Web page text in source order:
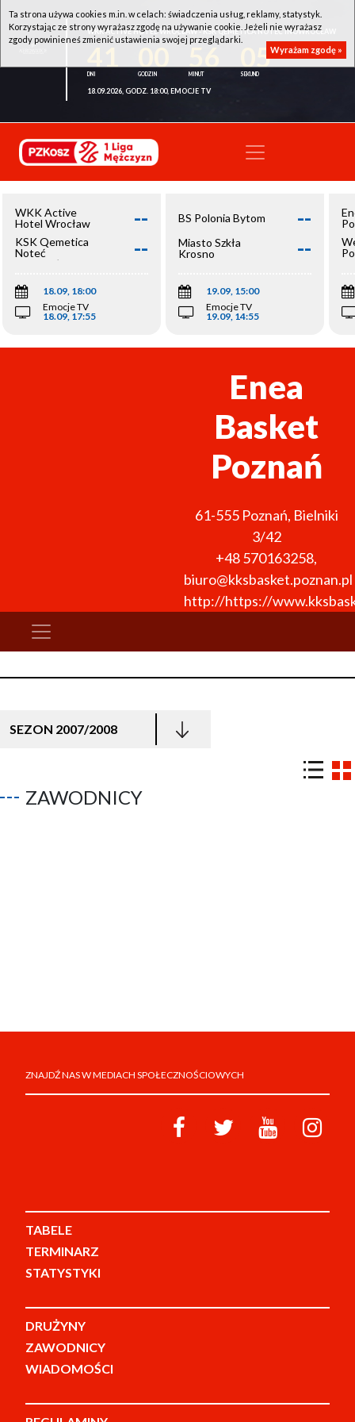
WKK ACTIVE HOTEL WROCŁAW - KSK QEMETICA NOTEĆ INOWROCŁAW
05
18.09.2026, GODZ. 18:00, EMOCJE TV
WKK Active
Hotel Wrocław
--
KSK Qemetica
Noteć
Inowrocław
--
18.09, 18:00
Emocje TV
18.09, 17:55
BS Polonia Bytom --
Miasto Szkła
Krosno
--
19.09, 15:00
Emocje TV
19.09, 14:55
Enea
Basket
Poznań
61-555 Poznań, Bielniki
3/42
+48 570163258,
biuro@kksbasket.poznan.pl
http://https://
SEZON 2007/2008
ZAWODNICY
ZNAJDŹ NAS W MEDIACH SPOŁECZNOŚCIOWYCH
TABELE
TERMINARZ
STATYSTYKI
DRUŻYNY
ZAWODNICY
WIADOMOŚCI
Ta strona używa cookies m.in. w celach: świadczenia usług, reklamy, statystyk.
Korzystając ze strony wyrażasz zgodę na używanie cookie. Jeżeli nie wyrażasz
zgody powinieneś zmienić ustawienia swojej przeglądarki.
Wyrażam zgodę »